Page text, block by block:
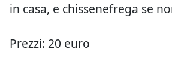
in casa, e chissenefrega se
Prezzi: 20 euro